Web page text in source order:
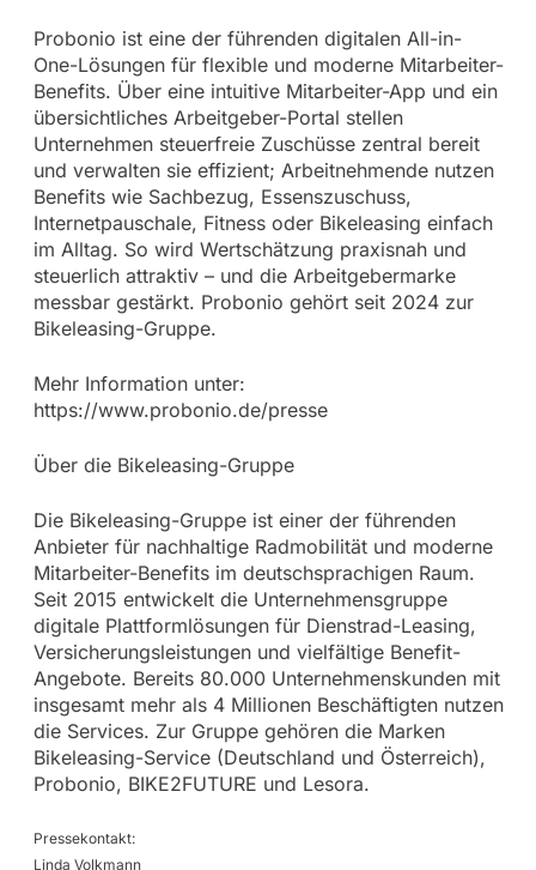
Probonio ist eine der führenden digitalen All-in-
One-Lösungen für flexible und moderne Mitarbeiter-
Benefits. Über eine intuitive Mitarbeiter-App und ein
übersichtliches Arbeitgeber-Portal stellen
Unternehmen steuerfreie Zuschüsse zentral bereit
und verwalten sie effizient; Arbeitnehmende nutzen
Benefits wie Sachbezug, Essenszuschuss,
Internetpauschale, Fitness oder Bikeleasing einfach
im Alltag. So wird Wertschätzung praxisnah und
steuerlich attraktiv – und die Arbeitgebermarke
messbar gestärkt. Probonio gehört seit 2024 zur
Bikeleasing-Gruppe.
Mehr Information unter:
https://www.probonio.de/presse
Über die Bikeleasing-Gruppe
Die Bikeleasing-Gruppe ist einer der führenden
Anbieter für nachhaltige Radmobilität und moderne
Mitarbeiter-Benefits im deutschsprachigen Raum.
Seit 2015 entwickelt die Unternehmensgruppe
digitale Plattformlösungen für Dienstrad-Leasing,
Versicherungsleistungen und vielfältige Benefit-
Angebote. Bereits 80.000 Unternehmenskunden mit
insgesamt mehr als 4 Millionen Beschäftigten nutzen
die Services. Zur Gruppe gehören die Marken
Bikeleasing-Service (Deutschland und Österreich),
Probonio, BIKE2FUTURE und Lesora.
Pressekontakt:
Linda Volkmann